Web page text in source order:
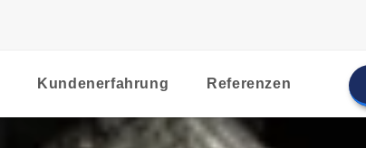
Kundenerfahrung Referenzen